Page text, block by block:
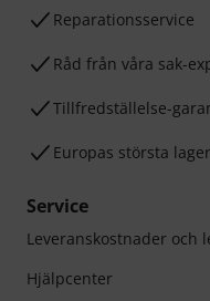
Reparationsservice
Råd från våra sak-
Tillfredställelse-
Europas största lager
Service
Leveranskostnader och
Hjälpcenter